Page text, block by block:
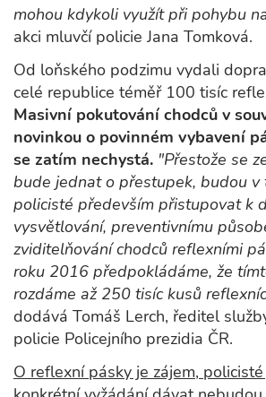
mohou kdykoli využít při pohybu
akci mluvčí policie Jana Tomková.
Od loňského podzimu vydali
celé republice téměř 100 tisíc
Masivní pokutování chodců v
novinkou o povinném vybavení
se zatím nechystá. "Přestože se
bude jednat o přestupek, budou v
policisté především přistupovat k
vysvětlování, preventivnímu
zviditelňování chodců reflexními
roku 2016 předpokládáme, že
rozdáme až 250 tisíc kusů
dodává Tomáš Lerch, ředitel
policie Policejního prezidia ČR.
O reflexní pásky je zájem,